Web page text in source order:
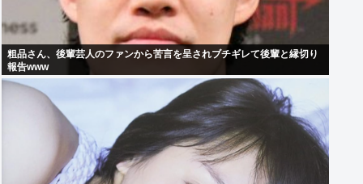
粗品さん、後輩芸人のファンから苦言を呈されブチギレて後輩と縁切り
報告www